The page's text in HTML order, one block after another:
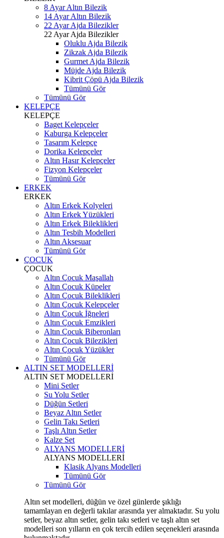
8 Ayar Altın Bilezik
14 Ayar Altın Bilezik
22 Ayar Ajda Bilezikler
22 Ayar Ajda Bilezikler
Oluklu Ajda Bilezik
Zikzak Ajda Bilezik
Gurmet Ajda Bilezik
Müjde Ajda Bilezik
Kibrit Çöpü Ajda Bilezik
Tümünü Gör
Tümünü Gör
KELEPÇE
KELEPÇE
Baget Kelepçeler
Kaburga Kelepçeler
Tasarım Kelepçe
Dorika Kelepçeler
Altın Hasır Kelepçeler
Fizyon Kelepçeler
Tümünü Gör
ERKEK
ERKEK
Altın Erkek Kolyeleri
Altın Erkek Yüzükleri
Altın Erkek Bileklikleri
Altın Tesbih Modelleri
Altın Aksesuar
Tümünü Gör
ÇOCUK
ÇOCUK
Altın Çocuk Maşallah
Altın Çocuk Küpeler
Altın Çocuk Bileklikleri
Altın Çocuk Kelepçeler
Altın Çocuk İğneleri
Altın Çocuk Emzikleri
Altın Çocuk Biberonları
Altın Çocuk Bilezikleri
Altın Çocuk Yüzükler
Tümünü Gör
ALTIN SET MODELLERİ
ALTIN SET MODELLERİ
Mini Setler
Su Yolu Setler
Düğün Setleri
Beyaz Altın Setler
Gelin Takı Setleri
Taşlı Altın Setler
Kalze Set
ALYANS MODELLERİ
ALYANS MODELLERİ
Klasik Alyans Modelleri
Tümünü Gör
Tümünü Gör
Altın set modelleri, düğün ve özel günlerde şıklığı
tamamlayan en değerli takılar arasında yer almaktadır. Su yolu
setler, beyaz altın setler, gelin takı setleri ve taşlı altın set
modelleri son yılların en çok tercih edilen seçenekleri arasında